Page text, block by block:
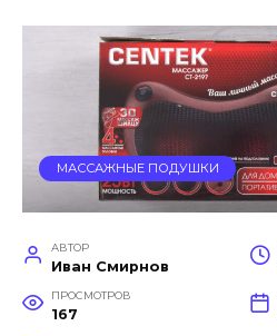
МАССАЖНЫЕ ПОДУШКИ
АВТОР
Иван Смирнов
ПРОСМОТРОВ
167